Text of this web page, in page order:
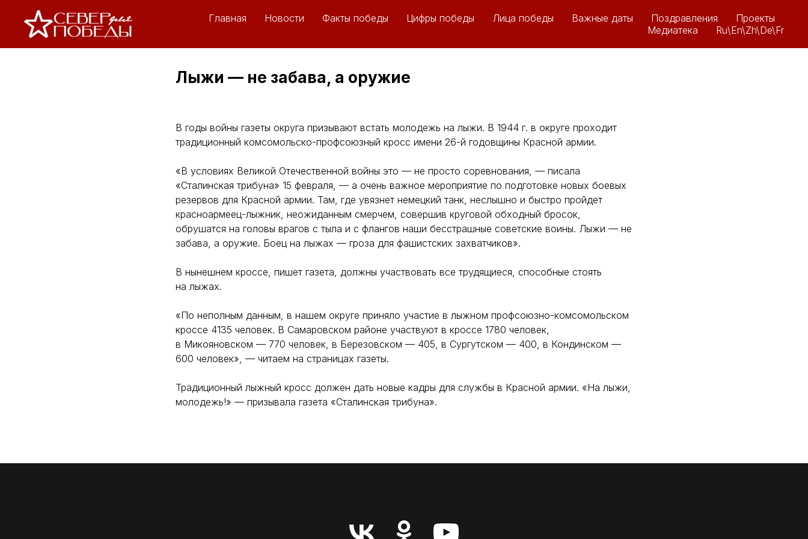
Главная Новости Факты победы Цифры победы Лица победы Важные даты Поздравления
Проекты
Медиатека
Ru\En\Zh\De\Fr
Лыжи — не забава, а оружие
В годы войны газеты округа призывают встать молодежь на лыжи. В 1944 г. в округе проходит
традиционный комсомольско-профсоюзный кросс имени 26-й годовщины Красной армии.
«В условиях Великой Отечественной войны это — не просто соревнования, — писала
«Сталинская трибуна» 15 февраля, — а очень важное мероприятие по подготовке новых боевых
резервов для Красной армии. Там, где увязнет немецкий танк, неслышно и быстро пройдет
красноармеец-лыжник, неожиданным смерчем, совершив круговой обходный бросок,
обрушатся на головы врагов с тыла и с флангов наши бесстрашные советские воины. Лыжи — не
забава, а оружие. Боец на лыжах — гроза для фашистских захватчиков».
В нынешнем кроссе, пишет газета, должны участвовать все трудящиеся, способные стоять
на лыжах.
«По неполным данным, в нашем округе приняло участие в лыжном профсоюзно-комсомольском
кроссе 4135 человек. В Самаровском районе участвуют в кроссе 1780 человек,
в Микояновском — 770 человек, в Березовском — 405, в Сургутском — 400, в Кондинском —
600 человек», — читаем на страницах газеты.
Традиционный лыжный кросс должен дать новые кадры для службы в Красной армии. «На лыжи,
молодежь!» — призывала газета «Сталинская трибуна».